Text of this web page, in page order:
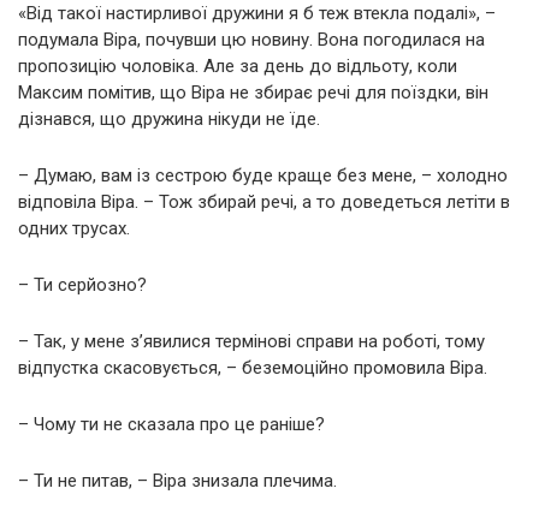
«Від такої настирливої дружини я б теж втекла подалі», –
подумала Віра, почувши цю новину. Вона погодилася на
пропозицію чоловіка. Але за день до відльоту, коли
Максим помітив, що Віра не збирає речі для поїздки, він
дізнався, що дружина нікуди не їде.
– Думаю, вам із сестрою буде краще без мене, – холодно
відповіла Віра. – Тож збирай речі, а то доведеться летіти в
одних трусах.
– Ти серйозно?
– Так, у мене з’явилися термінові справи на роботі, тому
відпустка скасовується, – беземоційно промовила Віра.
– Чому ти не сказала про це раніше?
– Ти не питав, – Віра знизала плечима.